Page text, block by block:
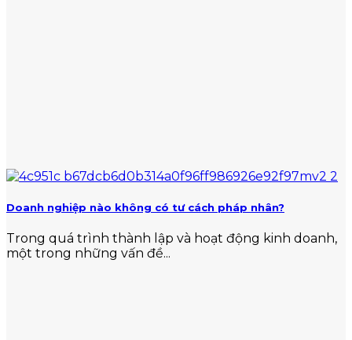
Doanh nghiệp nào không có tư cách pháp nhân?
Trong quá trình thành lập và hoạt động kinh doanh,
một trong những vấn đề...